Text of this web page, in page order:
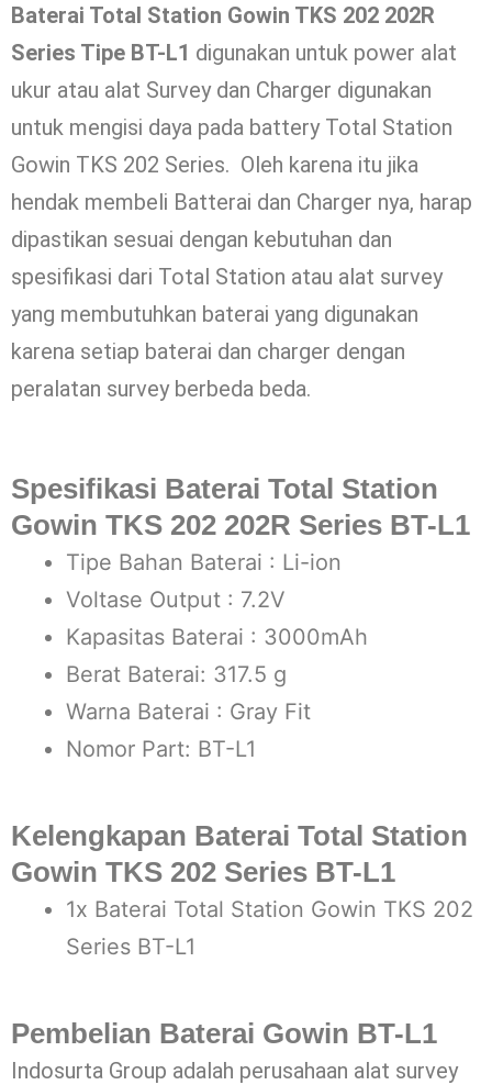
Baterai Total Station Gowin TKS 202 202R
Series Tipe BT-L1 digunakan untuk power alat
ukur atau alat Survey dan Charger digunakan
untuk mengisi daya pada battery Total Station
Gowin TKS 202 Series. Oleh karena itu jika
hendak membeli Batterai dan Charger nya, harap
dipastikan sesuai dengan kebutuhan dan
spesifikasi dari Total Station atau alat survey
yang membutuhkan baterai yang digunakan
karena setiap baterai dan charger dengan
peralatan survey berbeda beda.
Spesifikasi Baterai Total Station
Gowin TKS 202 202R Series BT-L1
Tipe Bahan Baterai : Li-ion
Voltase Output : 7.2V
Kapasitas Baterai : 3000mAh
Berat Baterai: 317.5 g
Warna Baterai : Gray Fit
Nomor Part: BT-L1
Kelengkapan Baterai Total Station
Gowin TKS 202 Series BT-L1
1x Baterai Total Station Gowin TKS 202
Series BT-L1
Pembelian Baterai Gowin BT-L1
Indosurta Group adalah perusahaan alat survey